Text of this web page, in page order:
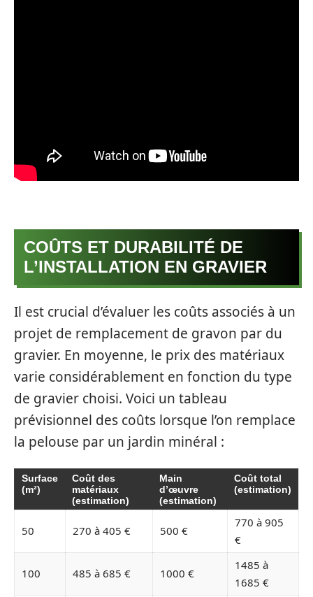
COÛTS ET DURABILITÉ DE
L’INSTALLATION EN GRAVIER
Il est crucial d’évaluer les coûts associés à un
projet de remplacement de gravon par du
gravier. En moyenne, le prix des matériaux
varie considérablement en fonction du type
de gravier choisi. Voici un tableau
prévisionnel des coûts lorsque l’on remplace
la pelouse par un jardin minéral :
Surface
(m²)
Coût des
matériaux
(estimation)
Main
d’œuvre
(estimation)
Coût total
(estimation)
50 270 à 405 € 500 €
770 à 905
€
100 485 à 685 € 1000 €
1485 à
1685 €